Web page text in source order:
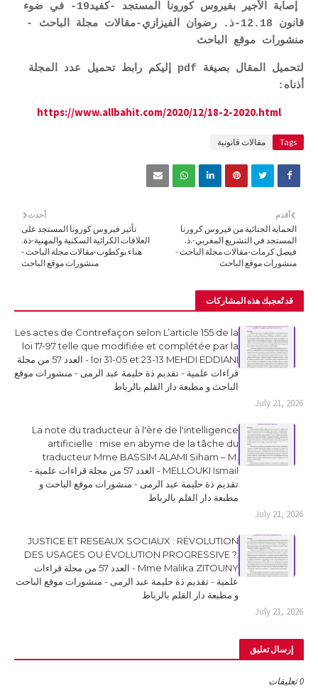
إصابة الأجير بفيروس كورونا المستجد -كفيد19- في ضوء
قانون 12.18-ذ. رضوان الفيزازي-مقالات مجلة الباحث -
منشورات موقع الباحث
لتحميل المقال بصيغة pdf إليكم رابط تحميل عدد المجلة
أذناه:
https://www.allbahit.com/2020/12/18-2-2020.html
Tags مقالات قانونية
أحدث
تأثير فيروس كورونا المستجد على
العلاقات الكرائية السكنية والمهنية-ذة.
هناء بوكطوب-مقالات مجلة الباحث -
منشورات موقع الباحث
أقدم
الحماية الجنائية من فيروس كرورنا
المستجد في التشريع المغربي-.ذ.
فيصل كرمات-مقالات مجلة الباحث -
منشورات موقع الباحث
قد تُعجبك هذه المشاركات
Les actes de Contrefaçon selon L’article 155 de la
loi 17-97 telle que modifiée et complétée par la
loi 31-05 et 23-13 MEHDI EDDIANI - العدد 57 من مجلة
قراءات علمية - تقديم ذة حليمة عبد الرمى - منشورات موقع
الباحث و مطبعة دار القلم بالرباط
July 21, 2026
La note du traducteur à l'ère de l'intelligence
artificielle : mise en abyme de la tâche du
traducteur Mme BASSIM ALAMI Siham – M.
MELLOUKI Ismail - العدد 57 من مجلة قراءات علمية -
تقديم ذة حليمة عبد الرمى - منشورات موقع الباحث و
مطبعة دار القلم بالرباط
July 21, 2026
JUSTICE ET RESEAUX SOCIAUX : RÉVOLUTION
DES USAGES OU ÉVOLUTION PROGRESSIVE ?.
Mme Malika ZITOUNY - العدد 57 من مجلة قراءات
علمية - تقديم ذة حليمة عبد الرمى - منشورات موقع الباحث
و مطبعة دار القلم بالرباط
July 21, 2026
إرسال تعليق
0 تعليقات